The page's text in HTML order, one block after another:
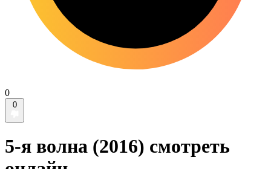
0
0
5-я волна (2016) смотреть